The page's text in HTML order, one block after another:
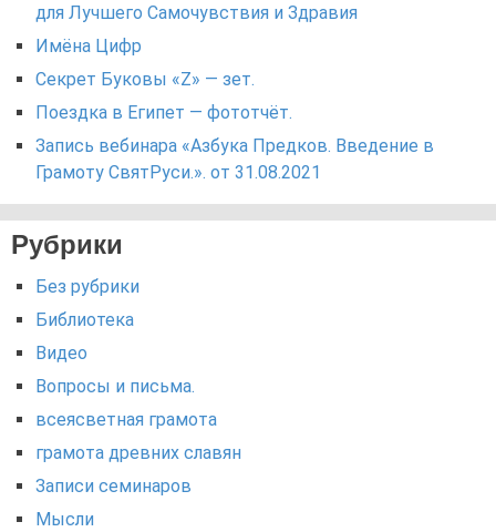
для Лучшего Самочувствия и Здравия
Имёна Цифр
Секрет Буковы «Z» — зет.
Поездка в Египет — фототчёт.
Запись вебинара «Азбука Предков. Введение в
Грамоту СвятРуси.». от 31.08.2021
Рубрики
Без рубрики
Библиотека
Видео
Вопросы и письма.
всеясветная грамота
грамота древних славян
Записи семинаров
Мысли